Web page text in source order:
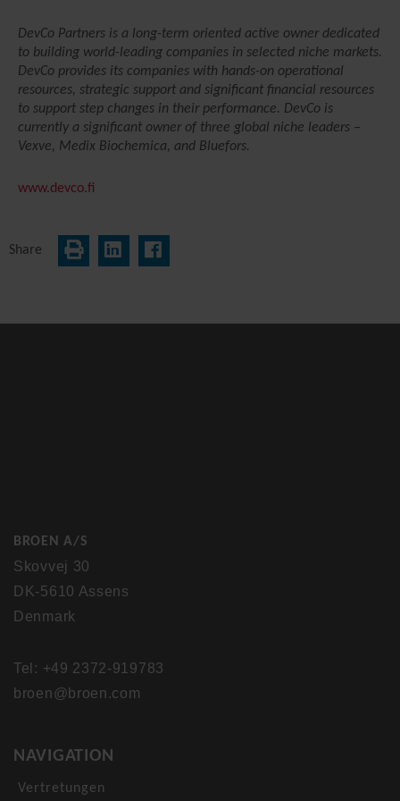
DevCo Partners is a long-term oriented active owner dedicated
to building world-leading companies in selected niche markets.
DevCo provides its companies with hands-on operational
resources, strategic support and significant financial resources
to support step changes in their performance. DevCo is
currently a significant owner of three global niche leaders –
Vexve, Medix Biochemica, and Bluefors.
www.devco.fi
Share
NAVIGATION
Vertretungen
BROEN A/S
Skovvej 30
DK-5610 Assens
Denmark
Tel: +49 2372-919783
broen@broen.com